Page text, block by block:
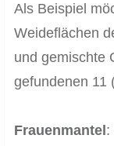
Als Beispiel
Weideflächen
und gemischte
gefundenen 11
Frauenmantel :